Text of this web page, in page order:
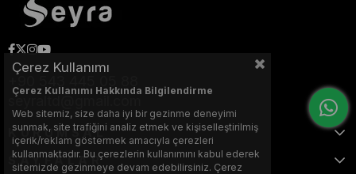
seyraltd@gmail.com
KURUMSAL
SAYFALAR
Çerez Kullanımı
Çerez Kullanımı Hakkında Bilgilendirme
Web sitemiz, size daha iyi bir gezinme deneyimi
sunmak, site trafiğini analiz etmek ve kişiselleştirilmiş
içerik/reklam göstermek amacıyla çerezleri
kullanmaktadır. Bu çerezlerin kullanımını kabul ederek
sitemizde gezinmeye devam edebilirsiniz. Çerez